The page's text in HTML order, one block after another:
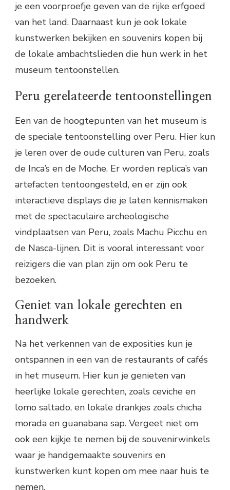
je een voorproefje geven van de rijke erfgoed
van het land. Daarnaast kun je ook lokale
kunstwerken bekijken en souvenirs kopen bij
de lokale ambachtslieden die hun werk in het
museum tentoonstellen.
Peru gerelateerde tentoonstellingen
Een van de hoogtepunten van het museum is
de speciale tentoonstelling over Peru. Hier kun
je leren over de oude culturen van Peru, zoals
de Inca’s en de Moche. Er worden replica’s van
artefacten tentoongesteld, en er zijn ook
interactieve displays die je laten kennismaken
met de spectaculaire archeologische
vindplaatsen van Peru, zoals Machu Picchu en
de Nasca-lijnen. Dit is vooral interessant voor
reizigers die van plan zijn om ook Peru te
bezoeken.
Geniet van lokale gerechten en
handwerk
Na het verkennen van de exposities kun je
ontspannen in een van de restaurants of cafés
in het museum. Hier kun je genieten van
heerlijke lokale gerechten, zoals ceviche en
lomo saltado, en lokale drankjes zoals chicha
morada en guanabana sap. Vergeet niet om
ook een kijkje te nemen bij de souvenirwinkels
waar je handgemaakte souvenirs en
kunstwerken kunt kopen om mee naar huis te
nemen.